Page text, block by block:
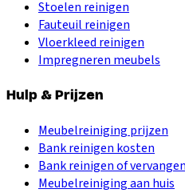
Stoelen reinigen
Fauteuil reinigen
Vloerkleed reinigen
Impregneren meubels
Hulp & Prijzen
Meubelreiniging prijzen
Bank reinigen kosten
Bank reinigen of vervangen
Meubelreiniging aan huis